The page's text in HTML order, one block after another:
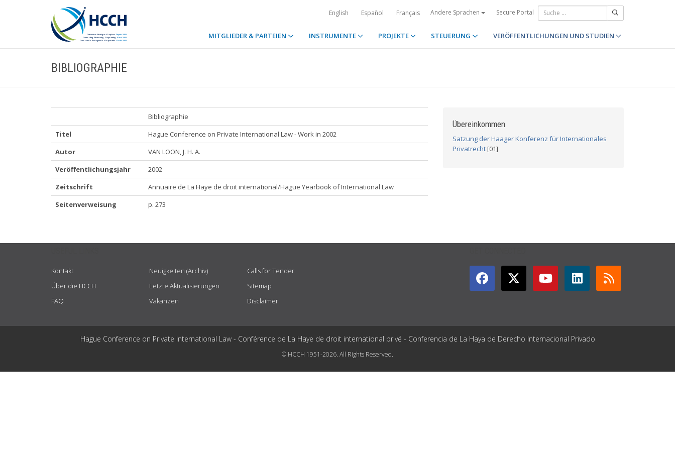
English Español Français Andere Sprachen Secure Portal
MITGLIEDER & PARTEIEN INSTRUMENTE PROJEKTE STEUERUNG VERÖFFENTLICHUNGEN UND STUDIEN
BIBLIOGRAPHIE
Bibliographie
Titel
Hague Conference on Private International Law - Work in 2002
Autor
VAN LOON, J. H. A.
Veröffentlichungsjahr
2002
Zeitschrift
Annuaire de La Haye de droit international/Hague Yearbook of International Law
Seitenverweisung
p. 273
Übereinkommen
Satzung der Haager Konferenz für Internationales
Privatrecht[01]
Kontakt
Über die HCCH
FAQ
Neuigkeiten (Archiv)
Letzte Aktualisierungen
Vakanzen
Calls for Tender
Sitemap
Disclaimer
Hague Conference on Private International Law - Conférence de La Haye de droit international privé - Conferencia de La Haya de Derecho Internacional Privado
© HCCH 1951-2026. All Rights Reserved.